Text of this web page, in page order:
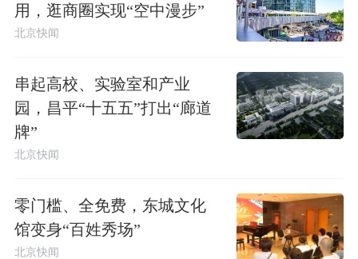
用，逛商圈实现“空中漫步”
北京快闻
串起高校、实验室和产业
园，昌平“十五五”打出“廊道
牌”
北京快闻
零门槛、全免费，东城文化
馆变身“百姓秀场”
北京快闻